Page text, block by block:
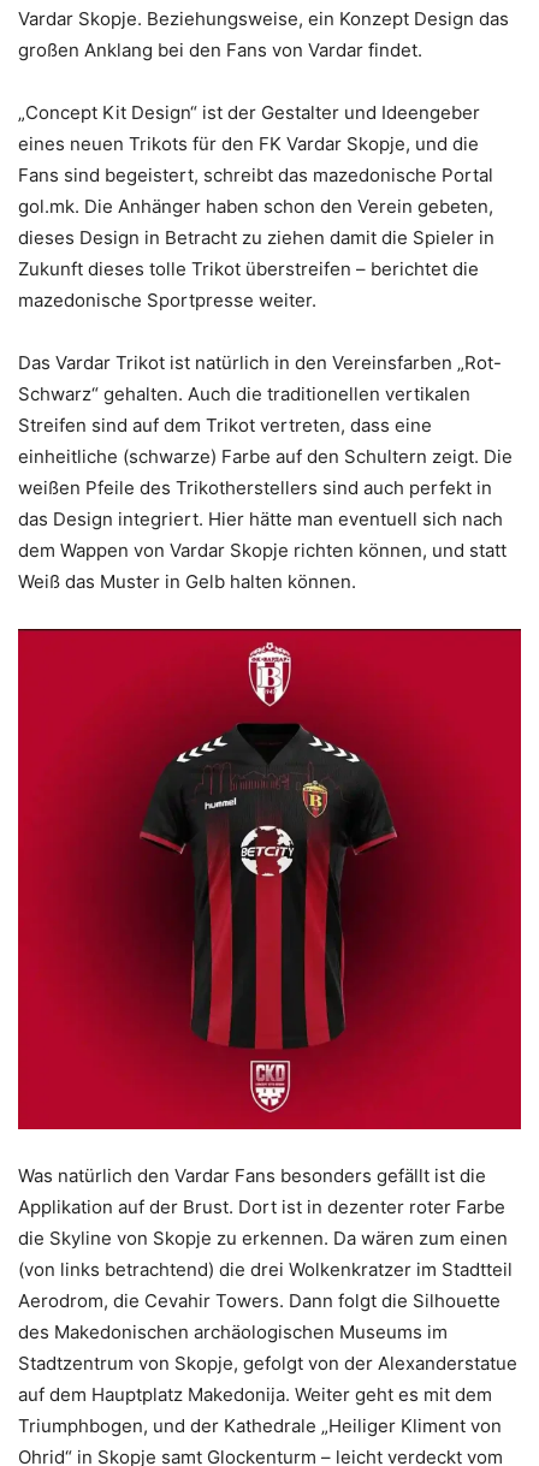
Vardar Skopje. Beziehungsweise, ein Konzept Design das
großen Anklang bei den Fans von Vardar findet.
„Concept Kit Design“ ist der Gestalter und Ideengeber
eines neuen Trikots für den FK Vardar Skopje, und die
Fans sind begeistert, schreibt das mazedonische Portal
gol.mk. Die Anhänger haben schon den Verein gebeten,
dieses Design in Betracht zu ziehen damit die Spieler in
Zukunft dieses tolle Trikot überstreifen – berichtet die
mazedonische Sportpresse weiter.
Das Vardar Trikot ist natürlich in den Vereinsfarben „Rot-
Schwarz“ gehalten. Auch die traditionellen vertikalen
Streifen sind auf dem Trikot vertreten, dass eine
einheitliche (schwarze) Farbe auf den Schultern zeigt. Die
weißen Pfeile des Trikotherstellers sind auch perfekt in
das Design integriert. Hier hätte man eventuell sich nach
dem Wappen von Vardar Skopje richten können, und statt
Weiß das Muster in Gelb halten können.
Was natürlich den Vardar Fans besonders gefällt ist die
Applikation auf der Brust. Dort ist in dezenter roter Farbe
die Skyline von Skopje zu erkennen. Da wären zum einen
(von links betrachtend) die drei Wolkenkratzer im Stadtteil
Aerodrom, die Cevahir Towers. Dann folgt die Silhouette
des Makedonischen archäologischen Museums im
Stadtzentrum von Skopje, gefolgt von der Alexanderstatue
auf dem Hauptplatz Makedonija. Weiter geht es mit dem
Triumphbogen, und der Kathedrale „Heiliger Kliment von
Ohrid“ in Skopje samt Glockenturm – leicht verdeckt vom